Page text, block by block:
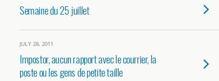
Semaine du 25 juillet
JULY 28, 2011
Impostor, aucun rapport avec le courrier, la
poste ou les gens de petite taille